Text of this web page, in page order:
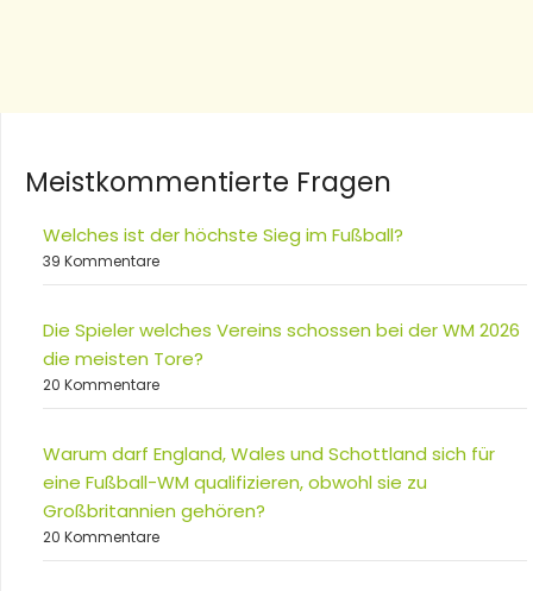
Meistkommentierte Fragen
Welches ist der höchste Sieg im Fußball?
39 Kommentare
Die Spieler welches Vereins schossen bei der WM 2026
die meisten Tore?
20 Kommentare
Warum darf England, Wales und Schottland sich für
eine Fußball-WM qualifizieren, obwohl sie zu
Großbritannien gehören?
20 Kommentare